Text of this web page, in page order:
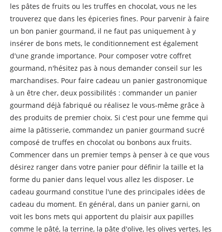
les pâtes de fruits ou les truffes en chocolat, vous ne les
trouverez que dans les épiceries fines. Pour parvenir à faire
un bon panier gourmand, il ne faut pas uniquement à y
insérer de bons mets, le conditionnement est également
d'une grande importance. Pour composer votre coffret
gourmand, n'hésitez pas à nous demander conseil sur les
marchandises. Pour faire cadeau un panier gastronomique
à un être cher, deux possibilités : commander un panier
gourmand déjà fabriqué ou réalisez le vous-même grâce à
des produits de premier choix. Si c'est pour une femme qui
aime la pâtisserie, commandez un panier gourmand sucré
composé de truffes en chocolat ou bonbons aux fruits.
Commencer dans un premier temps à penser à ce que vous
désirez ranger dans votre panier pour définir la taille et la
forme du panier dans lequel vous allez les disposer. Le
cadeau gourmand constitue l'une des principales idées de
cadeau du moment. En général, dans un panier garni, on
voit les bons mets qui apportent du plaisir aux papilles
comme le pâté, la terrine, la pâte d'olive, les olives vertes, les